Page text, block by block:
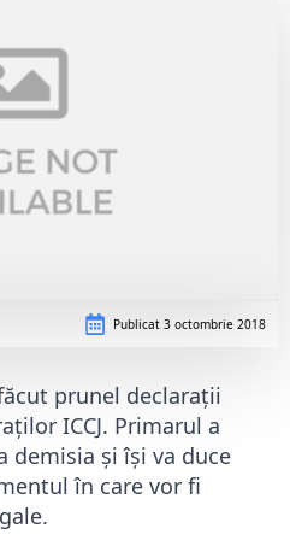
Publicat 3 octombrie 2018
prunel declarații
ICCJ. Primarul a
demisia și își va duce
în care vor fi